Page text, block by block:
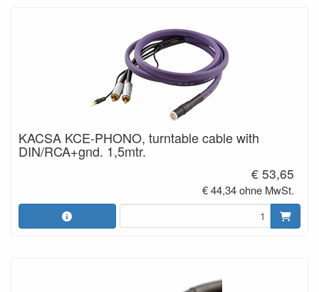
KACSA KCE-PHONO, turntable cable with
DIN/RCA+gnd. 1,5mtr.
€ 53,65
€ 44,34 ohne MwSt.